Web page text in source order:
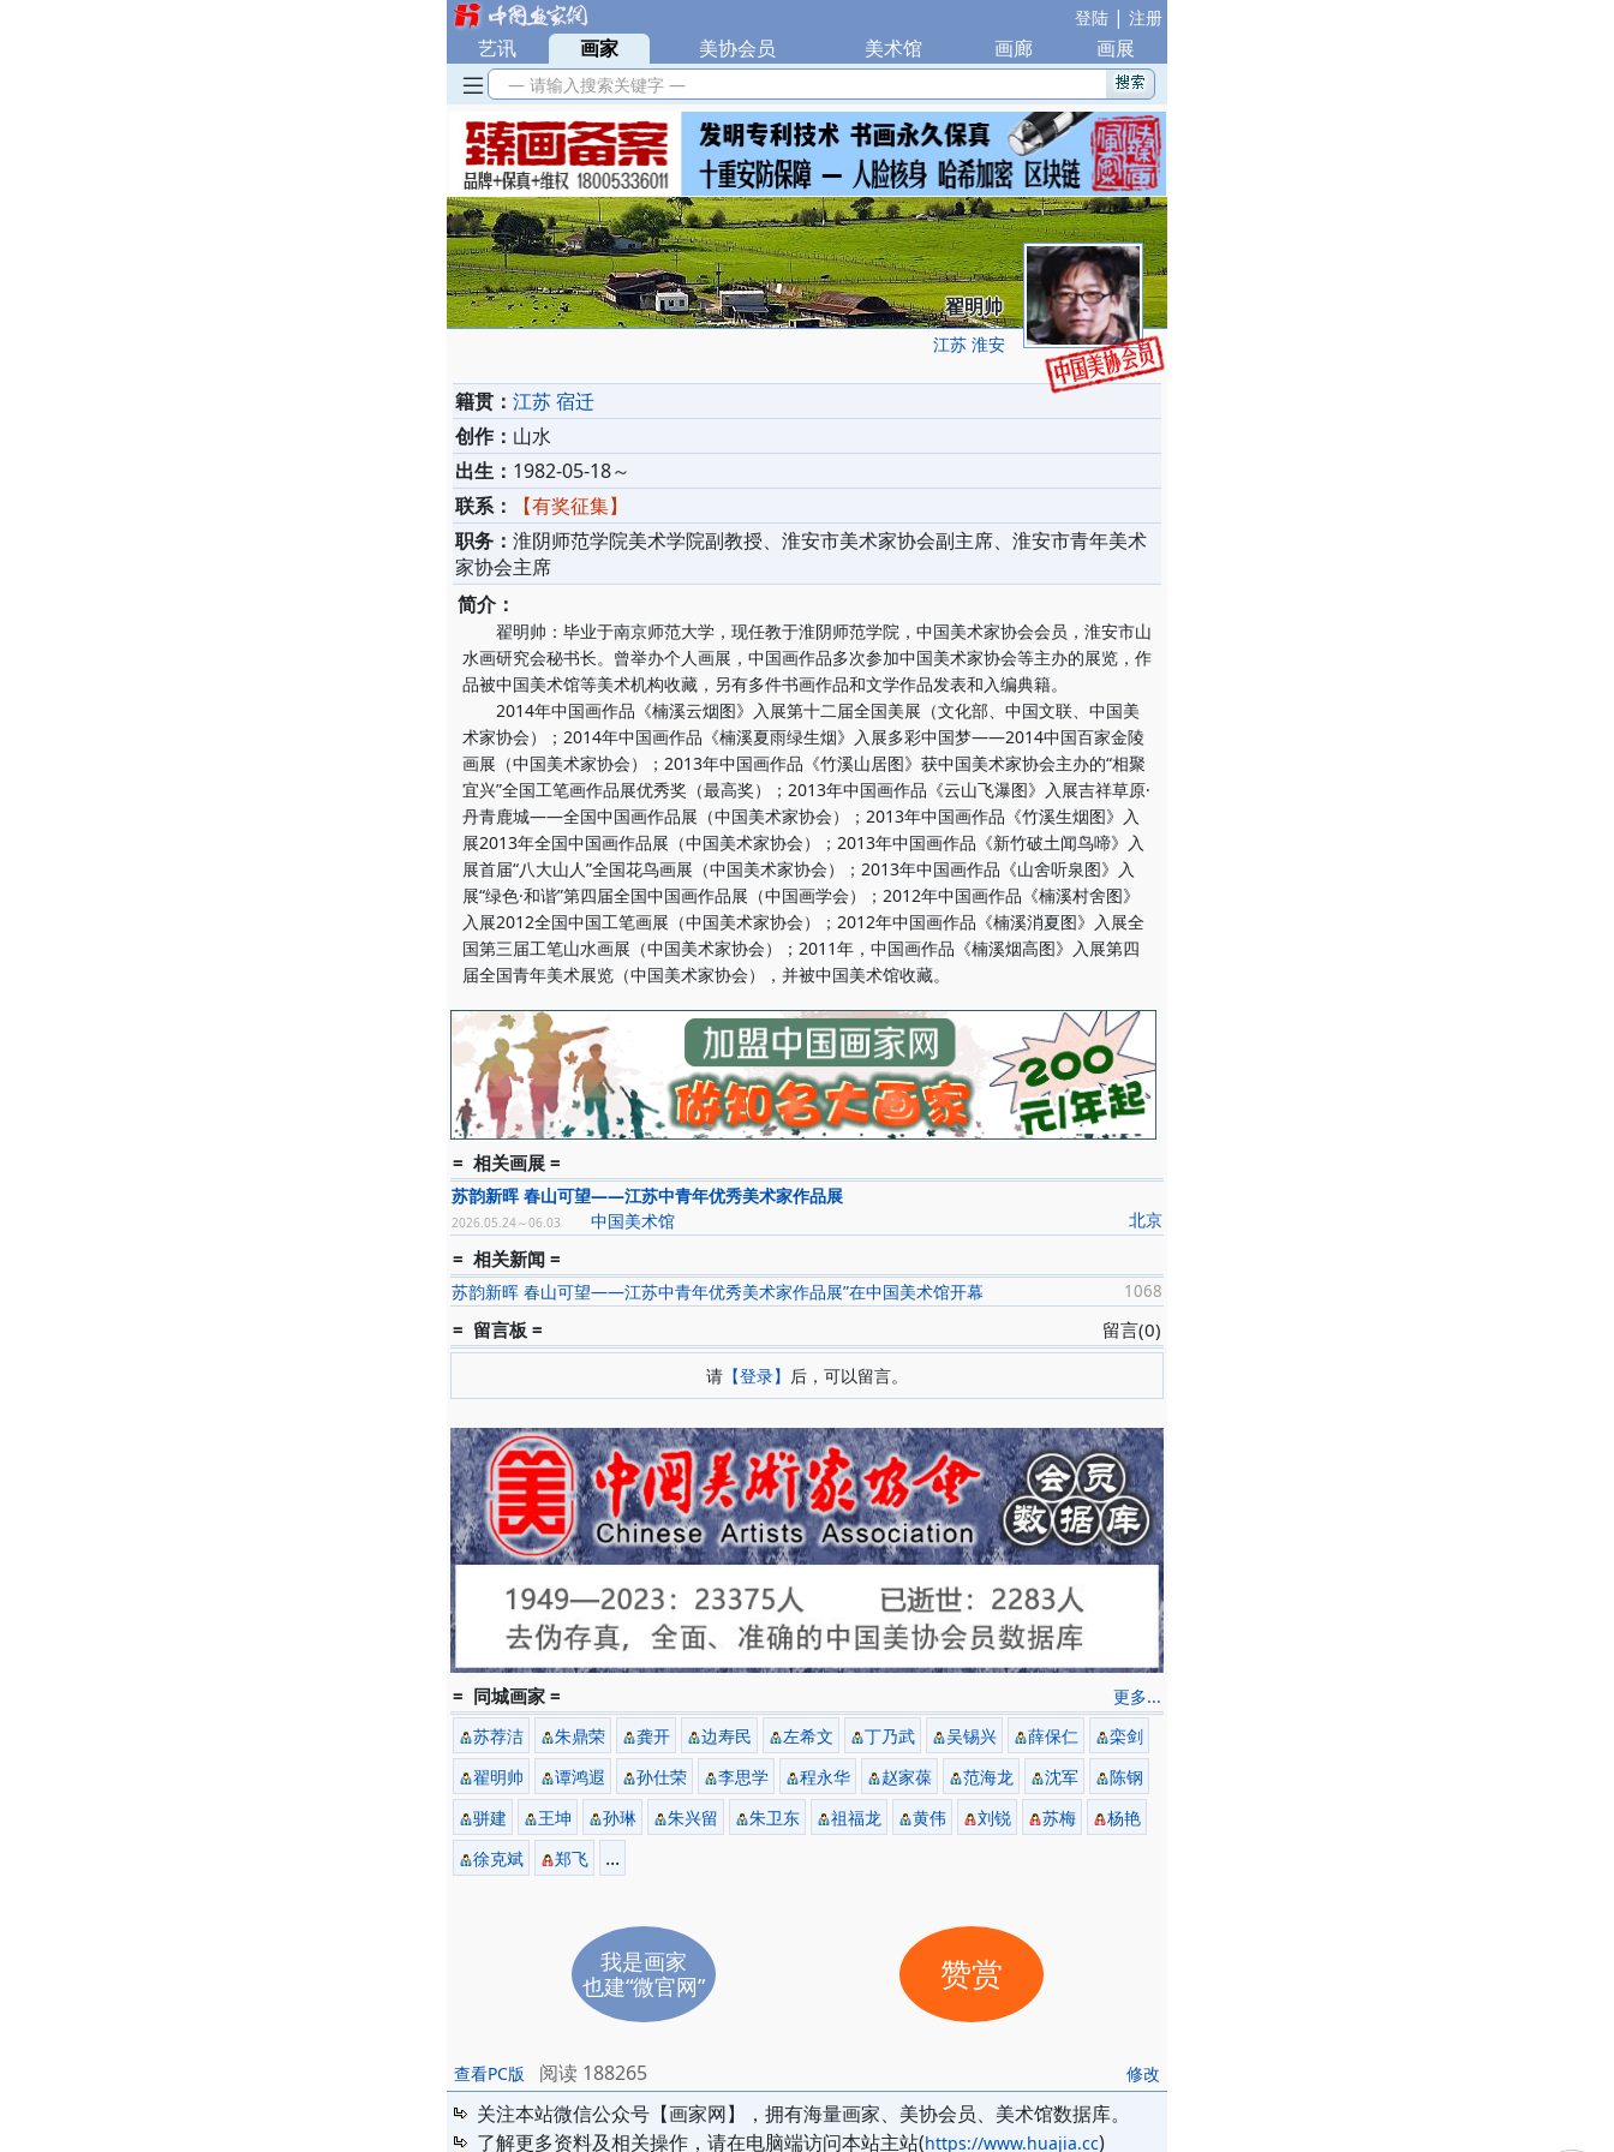
登陆 | 注册
艺讯 | 画家 美协会员 美术馆 画廊 画展
— 请输入搜索关键字 —
翟明帅
江苏 淮安
籍贯： 江苏 宿迁
创作： 山水
出生： 1982-05-18～
联系：
【有奖征集】
职务： 淮阴师范学院美术学院副教授、淮安市美术家协会副主席、淮安市青年美术
家协会主席
简介：
翟明帅：毕业于南京师范大学，现任教于淮阴师范学院，中国美术家协会会员，淮安市山
水画研究会秘书长。曾举办个人画展，中国画作品多次参加中国美术家协会等主办的展览，作
品被中国美术馆等美术机构收藏，另有多件书画作品和文学作品发表和入编典籍。
2014年中国画作品《楠溪云烟图》入展第十二届全国美展（文化部、中国文联、中国美
术家协会）；2014年中国画作品《楠溪夏雨绿生烟》入展多彩中国梦——2014中国百家金陵
画展（中国美术家协会）；2013年中国画作品《竹溪山居图》获中国美术家协会主办的“相聚
宜兴”全国工笔画作品展优秀奖（最高奖）；2013年中国画作品《云山飞瀑图》入展吉祥草原·
丹青鹿城——全国中国画作品展（中国美术家协会）；2013年中国画作品《竹溪生烟图》入
展2013年全国中国画作品展（中国美术家协会）；2013年中国画作品《新竹破土闻鸟啼》入
展首届“八大山人”全国花鸟画展（中国美术家协会）；2013年中国画作品《山舍听泉图》入
展“绿色·和谐”第四届全国中国画作品展（中国画学会）；2012年中国画作品《楠溪村舍图》
入展2012全国中国工笔画展（中国美术家协会）；2012年中国画作品《楠溪消夏图》入展全
国第三届工笔山水画展（中国美术家协会）；2011年，中国画作品《楠溪烟高图》入展第四
届全国青年美术展览（中国美术家协会），并被中国美术馆收藏。
= 相关画展 =
苏韵新晖 春山可望——江苏中青年优秀美术家作品展
北京
2026.05.24～06.03 中国美术馆
= 相关新闻 =
1068
苏韵新晖 春山可望——江苏中青年优秀美术家作品展”在中国美术馆开幕
留言(0)
= 留言板 =
请 【登录】 后，可以留言。
更多...
= 同城画家 =
苏荐洁 朱鼎荣 龚开 边寿民 左希文 丁乃武 吴锡兴 薛保仁
栾剑
翟明帅
谭鸿遐 孙仕荣 李思学 程永华 赵家葆 范海龙 沈军
陈钢
骈建
王坤 孙琳 朱兴留 朱卫东 祖福龙 黄伟 刘锐 苏梅
杨艳
徐克斌
郑飞 ...
我是画家
也建“微官网”
赞赏
修改
查看PC版
阅读 188265
关注本站微信公众号【画家网】，拥有海量画家、美协会员、美术馆数据库。
了解更多资料及相关操作，请在电脑端访问本站主站(https://www.huajia.cc)